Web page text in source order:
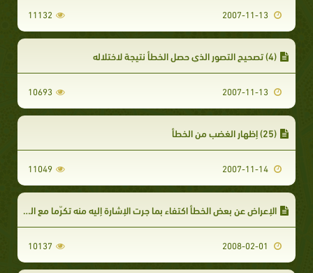
11132
(4) تصحيح التصور الذي حصل الخطأ نتيجة لاختلاله
10693
(25) إظهار الغضب من الخطأ
11049
الإعراض عن بعض الخطأ اكتفاء بما جرت الإشارة إليه منه تكرّما مع المخطئ
10137